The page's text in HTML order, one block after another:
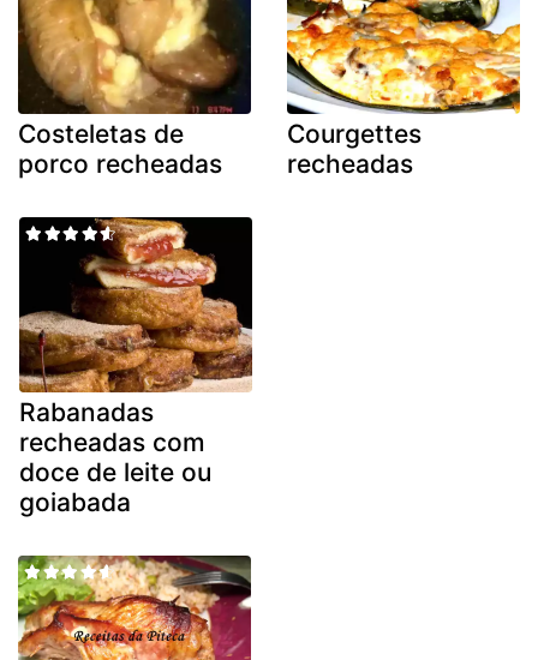
Costeletas de
porco recheadas
Courgettes
recheadas
Rabanadas
recheadas com
doce de leite ou
goiabada